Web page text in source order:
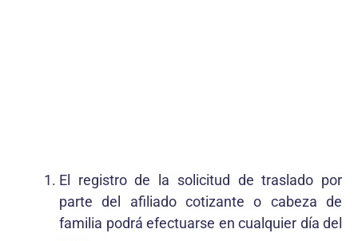
El registro de la solicitud de traslado por
parte del afiliado cotizante o cabeza de
familia podrá efectuarse en cualquier día del